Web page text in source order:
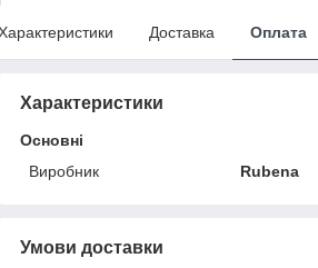
Доставка Оплата
Характеристики
Основні
Виробник
Rubena
Умови доставки